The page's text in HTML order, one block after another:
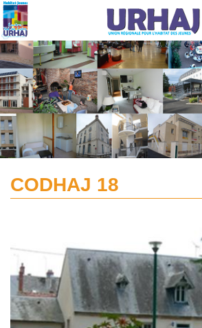
Aller au contenu principal
CODHAJ 18